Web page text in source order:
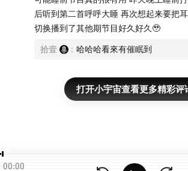
自赏 Shoegaze丨城市流行 City Pop丨
City Pop丨后摇 Post Rock丨丨爵士嘻
Winter Sweet – 冬季暖歌丨卧
面对糟糕世界丨一起失眠丨
🎵 歪波速报每月专辑精选（新栏目）
后听到第二首呼呼大睡 再次想起来要把
切换播到了其他期节目好久好久🥹
拾壹 : 哈哈哈看來有催眠到
打开小宇宙查看更多精彩评
00:00